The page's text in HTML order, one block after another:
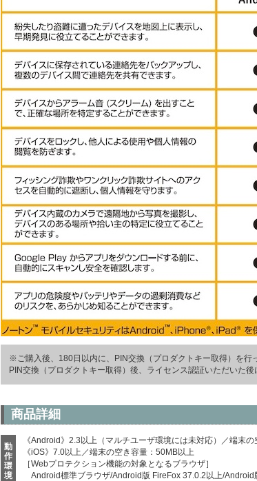
※ご購入後、180日以内に、PIN交換（プロダクトキー取得）を行
PIN交換（プロダクトキー取得）後、ライセンス認証いただいた後
商品詳細
動
作
環
境
《Android》2.3以上（マルチユーザ環境には未対応）／端末
《iOS》7.0以上／端末の空き容量：50MB以上
［Webプロテクション機能の対象となるブラウザ］
Android標準ブラウザ/Android版 FireFox 37.0.2以上/